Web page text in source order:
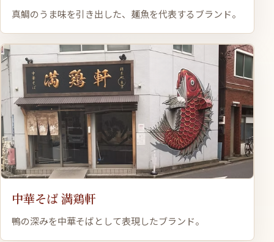
真鯛のうま味を引き出した、麺魚を代表するブランド。
中華そば 満鶏軒
鴨の深みを中華そばとして表現したブランド。